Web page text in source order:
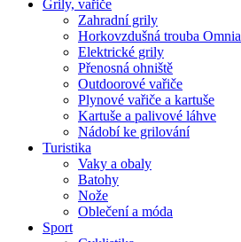
Grily, vařiče
Zahradní grily
Horkovzdušná trouba Omnia
Elektrické grily
Přenosná ohniště
Outdoorové vařiče
Plynové vařiče a kartuše
Kartuše a palivové láhve
Nádobí ke grilování
Turistika
Vaky a obaly
Batohy
Nože
Oblečení a móda
Sport